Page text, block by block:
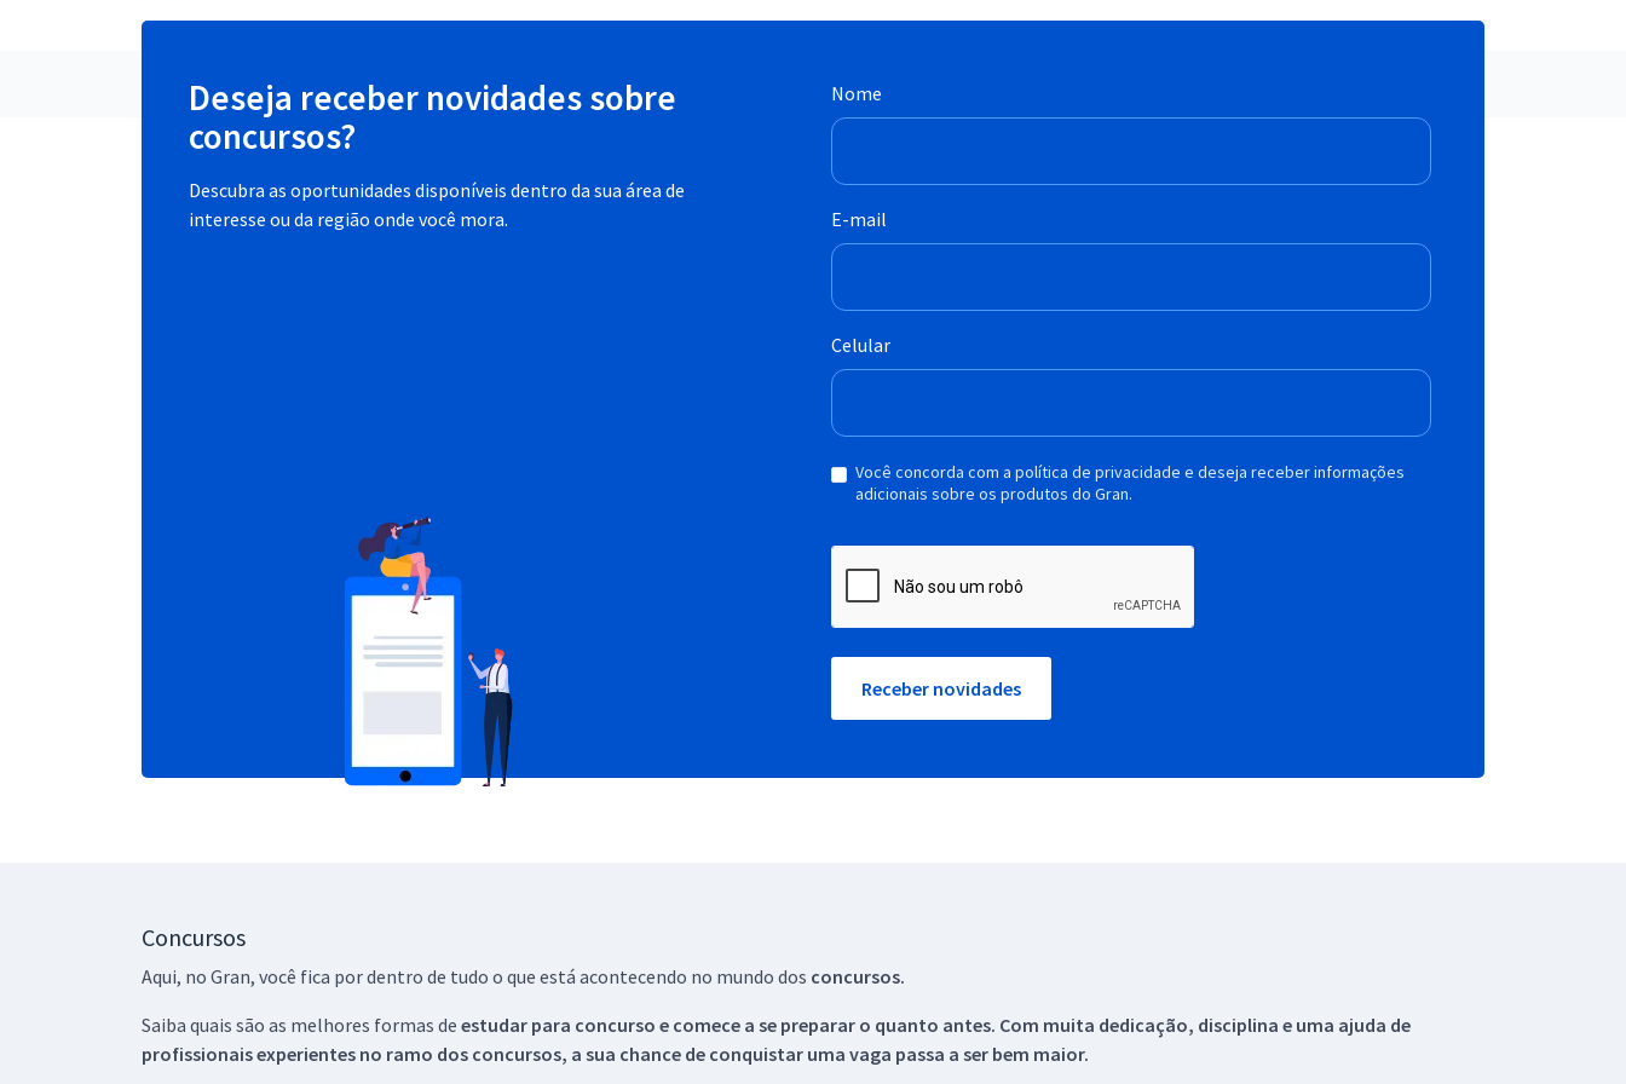
Deseja receber novidades sobre
concursos?
Descubra as oportunidades disponíveis dentro da sua área de
interesse ou da região onde você mora.
Nome
E-mail
Celular
Você concorda com a política de privacidade e deseja receber informações
adicionais sobre os produtos do Gran.
Receber novidades
Concursos
Aqui, no Gran, você fica por dentro de tudo o que está acontecendo no mundo dos concursos.
Saiba quais são as melhores formas de estudar para concurso e comece a se preparar o quanto antes. Com muita dedicação, disciplina e uma ajuda de
profissionais experientes no ramo dos concursos, a sua chance de conquistar uma vaga passa a ser bem maior.